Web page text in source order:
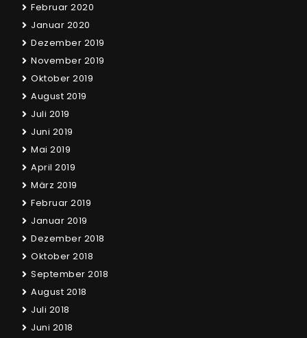
Februar 2020
Januar 2020
Dezember 2019
November 2019
Oktober 2019
August 2019
Juli 2019
Juni 2019
Mai 2019
April 2019
März 2019
Februar 2019
Januar 2019
Dezember 2018
Oktober 2018
September 2018
August 2018
Juli 2018
Juni 2018